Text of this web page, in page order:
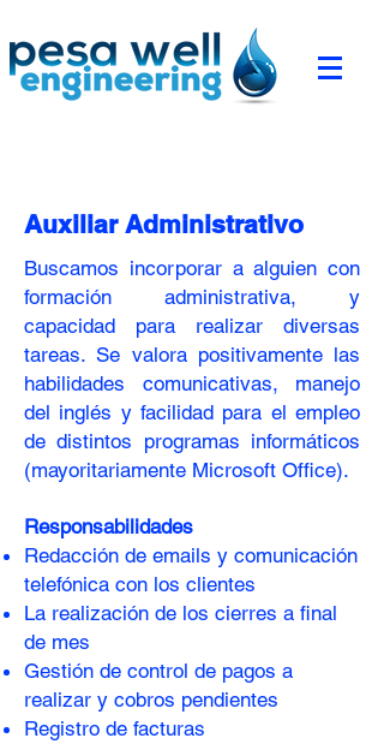
Auxiliar Administrativo
Buscamos incorporar a alguien con
formación administrativa, y
capacidad para realizar diversas
tareas. Se valora positivamente las
habilidades comunicativas, manejo
del inglés y facilidad para el empleo
de distintos programas informáticos
(mayoritariamente Microsoft Office).
Responsabilidades
Redacción de emails y comunicación
telefónica con los clientes
La realización de los cierres a final
de mes
Gestión de control de pagos a
realizar y cobros pendientes
Registro de facturas